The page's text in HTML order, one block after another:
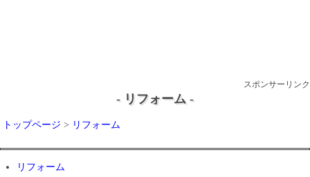
スポンサーリンク
- リフォーム -
トップページ > リフォーム
リフォーム